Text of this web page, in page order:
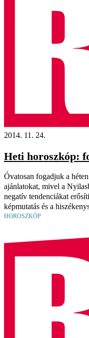
2014. 11. 24.
Heti horoszkóp:
Óvatosan fogadjuk a
ajánlatokat, mivel a
negatív tendenciákat
képmutatás és a
HOROSZKÓP